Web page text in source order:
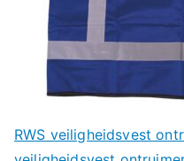
RWS veiligheidsvest